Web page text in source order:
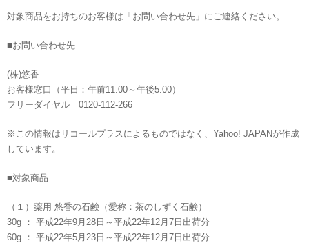
対象商品をお持ちのお客様は「お問い合わせ先」にご連絡ください。
■お問い合わせ先
(株)悠香
お客様窓口（平日：午前11:00～午後5:00）
フリーダイヤル 0120-112-266
※この情報はリコールプラスによるものではなく、Yahoo! JAPANが作成
しています。
■対象商品
（１）薬用 悠香の石鹸（愛称：茶のしずく石鹸）
30g ： 平成22年9月28日～平成22年12月7日出荷分
60g ： 平成22年5月23日～平成22年12月7日出荷分